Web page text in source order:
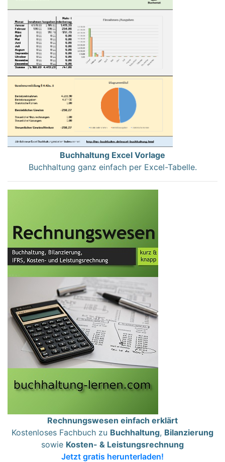
Buchhaltung Excel Vorlage
Buchhaltung ganz einfach per Excel-Tabelle.
Rechnungswesen einfach erklärt
Kostenloses Fachbuch zu Buchhaltung, Bilanzierung
sowie Kosten- & Leistungsrechnung
Jetzt gratis herunterladen!